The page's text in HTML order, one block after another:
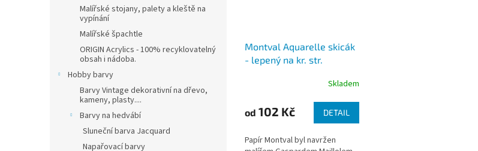
Malířské stojany, palety a kleště na
vypínání
Malířské špachtle
ORIGIN Acrylics - 100% recyklovatelný
obsah i nádoba.
Hobby barvy
Barvy Vintage dekorativní na dřevo,
kameny, plasty....
Barvy na hedvábí
Sluneční barva Jacquard
Napařovací barvy
Montval Aquarelle skicák
- lepený na kr. str.
Skladem
od 102 Kč DETAIL
Papír Montval byl navržen